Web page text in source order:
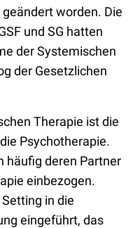
worden. Die
und SG hatten
der Systemischen
der Gesetzlichen
Therapie ist die
Psychotherapie.
häufig deren Partner
einbezogen.
in die
eingeführt, das